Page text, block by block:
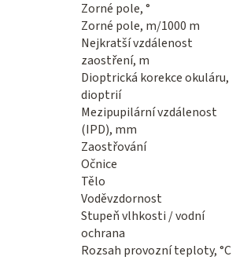
Zorné pole, °
Zorné pole, m/1000 m
Nejkratší vzdálenost
zaostření, m
Dioptrická korekce okuláru,
dioptrií
Mezipupilární vzdálenost
(IPD), mm
Zaostřování
Očnice
Tělo
Voděvzdornost
Stupeň vlhkosti / vodní
ochrana
Rozsah provozní teploty, °C